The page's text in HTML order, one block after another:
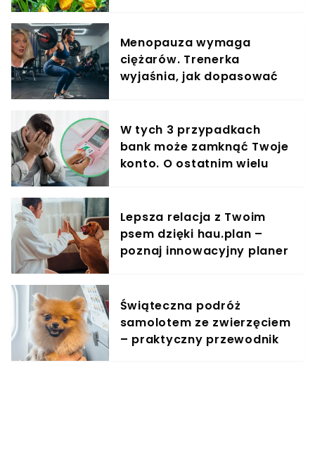
Menopauza wymaga
ciężarów. Trenerka
wyjaśnia, jak dopasować
W tych 3 przypadkach
bank może zamknąć Twoje
konto. O ostatnim wielu
Lepsza relacja z Twoim
psem dzięki hau.plan –
poznaj innowacyjny planer
Świąteczna podróż
samolotem ze zwierzęciem
– praktyczny przewodnik